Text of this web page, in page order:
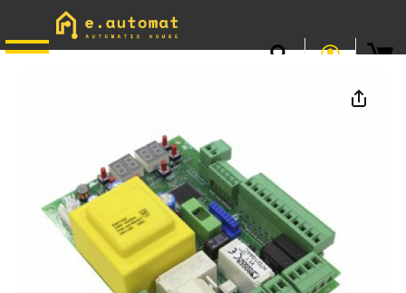
📞0746.301.381· L–V 9–17 · Livrare gratuită peste 500 lei